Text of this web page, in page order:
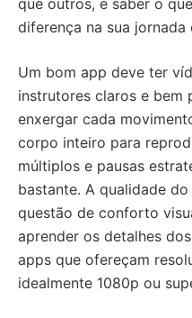
que outros, e saber o
diferença na sua jornada
Um bom app deve ter
instrutores claros e bem
enxergar cada
corpo inteiro para
múltiplos e pausas
bastante. A qualidade
questão de conforto
aprender os detalhes
apps que ofereçam
idealmente 1080p ou